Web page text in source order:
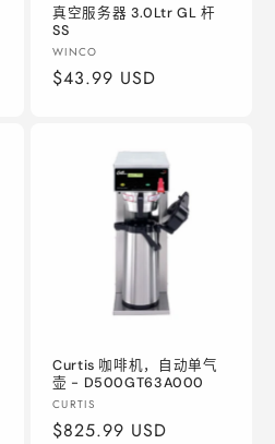
真空服务器 3.0Ltr GL 杆
SS
厂
商：
WINCO
常
$43.99 USD
Curtis 咖啡机，自动单气
壶 - D500GT63A000
厂
商：
CURTIS
常
$825.99 USD